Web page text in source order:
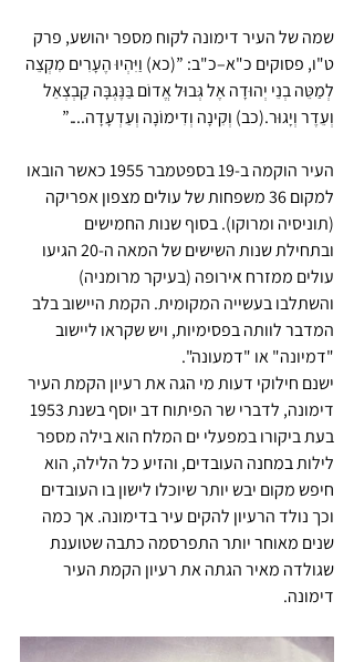
שמה של העיר דימונה לקוח מספר יהושע, פרק
ט"ו, פסוקים כ"א–כ"ב: ”(כא) וַיִּהְיוּ הֶעָרִים מִקְצֵה
לְמַטֵּה בְנֵי יְהוּדָה אֶל גְּבוּל אֱדוֹם בַּנֶּגְבָּה קַבְצְאֵל
וְעֵדֶר וְיָגוּר.(כב) וְקִינָה וְדִימוֹנָה וְעַדְעָדָה....”
העיר הוקמה ב-19 בספטמבר 1955 כאשר הובאו
למקום 36 משפחות של עולים מצפון אפריקה
(תוניסיה ומרוקו). בסוף שנות החמישים
ובתחילת שנות השישים של המאה ה-20 הגיעו
עולים ממזרח אירופה (בעיקר מרומניה)
והשתלבו בעשייה המקומית. הקמת היישוב בלב
המדבר לוותה בפסימיות, ויש שקראו ליישוב
"דמיונה" או "דמעונה".
ישנם חילוקי דעות מי הגה את רעיון הקמת העיר
בעת ביקורו במפעלי ים המלח הוא בילה מספר
לילות במחנה העובדים, והזיע כל הלילה, הוא
חיפש מקום יבש יותר שיוכלו לישון בו העובדים
וכך נולד הרעיון להקים עיר בדימונה. אך כמה
שנים מאוחר יותר התפרסמה כתבה שטוענת
שגולדה מאיר הגתה את רעיון הקמת העיר
דימונה.